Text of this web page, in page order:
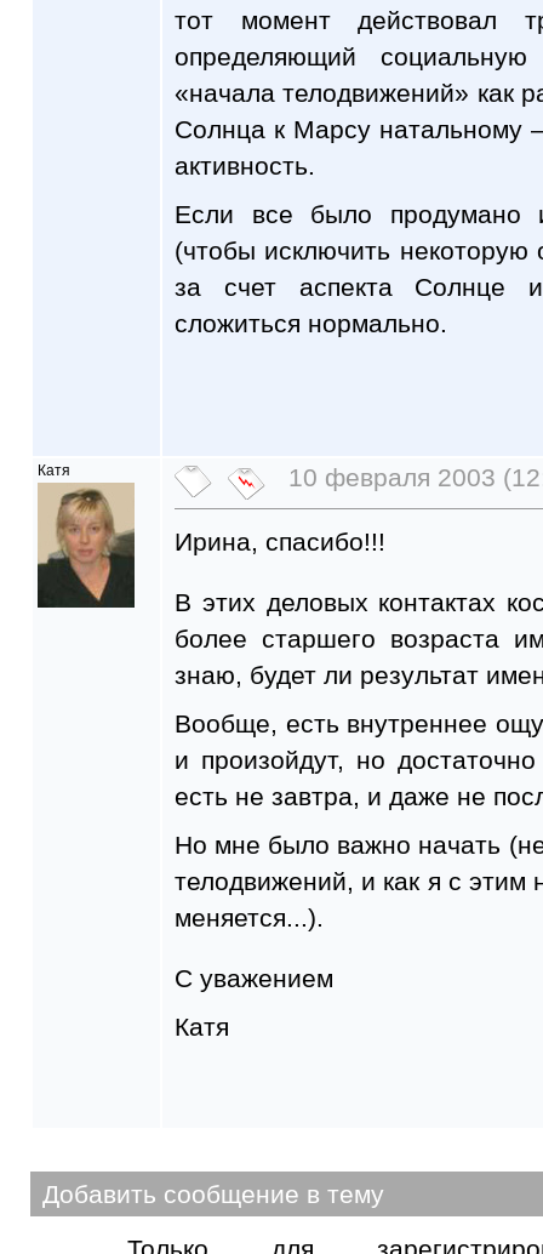
тот момент действовал
определяющий
«начала телодвижений» как
Солнца к Марсу натальному
активность.
Если все было продумано
(чтобы исключить некоторую
за счет аспекта
сложиться нормально.
Катя 10 февраля 2003
Ирина, спасибо!!!
В этих деловых контактах
более старшего возраста
знаю, будет ли результат
Вообще, есть внутреннее
и произойдут, но
есть не завтра, и даже не
Но мне было важно начать
телодвижений, и как я с
меняется...).
С уважением
Катя
Добавить сообщение в тему